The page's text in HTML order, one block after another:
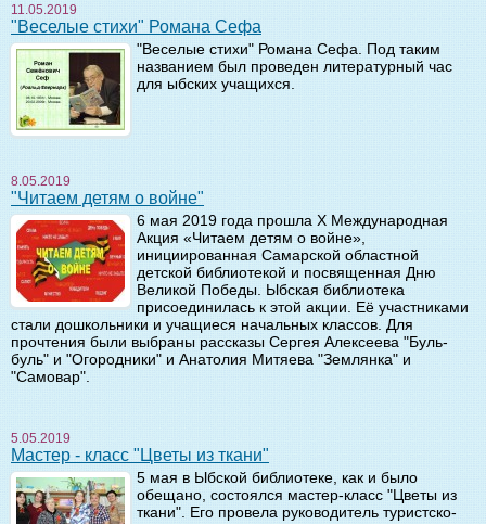
11.05.2019
"Веселые стихи" Романа Сефа
"Веселые стихи" Романа Сефа. Под таким
названием был проведен литературный час
для ыбских учащихся.
8.05.2019
"Читаем детям о войне"
6 мая 2019 года прошла X Международная
Акция «Читаем детям о войне»,
инициированная Самарской областной
детской библиотекой и посвященная Дню
Великой Победы. Ыбская библиотека
присоединилась к этой акции. Её участниками
стали дошкольники и учащиеся начальных классов. Для
прочтения были выбраны рассказы Сергея Алексеева "Буль-
буль" и "Огородники" и Анатолия Митяева "Землянка" и
"Самовар".
5.05.2019
Мастер - класс "Цветы из ткани"
5 мая в Ыбской библиотеке, как и было
обещано, состоялся мастер-класс "Цветы из
ткани". Его провела руководитель туристско-